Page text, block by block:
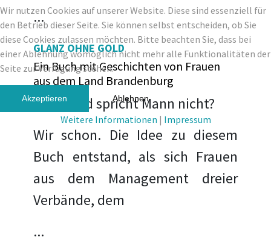
...
GLANZ OHNE GOLD
Ein Buch mit Geschichten von Frauen
aus dem Land Brandenburg
Über Geld spricht Mann nicht?
Wir schon. Die Idee zu diesem
Buch entstand, als sich Frauen
aus dem Management dreier
Verbände, dem
...
Wir nutzen Cookies auf unserer Website. Diese sind essenziell für
den Betrieb dieser Seite. Sie können selbst entscheiden, ob Sie
diese Cookies zulassen möchten. Bitte beachten Sie, dass bei
einer Ablehnung womöglich nicht mehr alle Funktionalitäten der
Seite zur Verfügung stehen.
Akzeptieren Ablehnen
Weitere Informationen | Impressum